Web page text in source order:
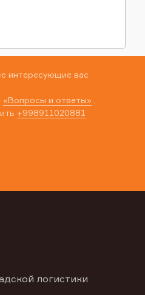
интересующие вас
«Вопросы и ответы»
+998911020881
логистики